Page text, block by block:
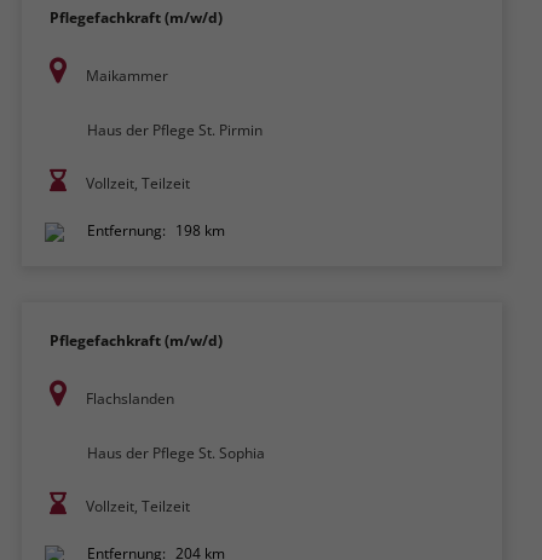
Pflegefachkraft (m/w/d)
Maikammer
Haus der Pflege St. Pirmin
Vollzeit, Teilzeit
Entfernung: 198 km
Pflegefachkraft (m/w/d)
Flachslanden
Haus der Pflege St. Sophia
Vollzeit, Teilzeit
Entfernung: 204 km